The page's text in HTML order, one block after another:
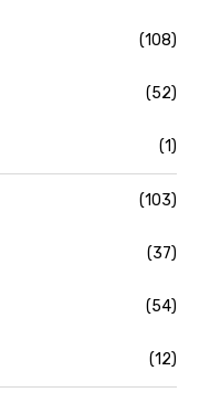
(108)
(52)
(1)
(103)
(37)
(54)
(12)